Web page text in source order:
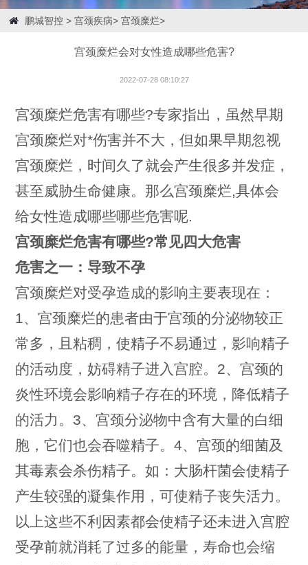
鹏城智控> 宫颈疾病> 宫颈糜烂>
宫颈糜烂会对女性造成哪些危害?
2022-07-28 08:10:27
宫颈糜烂危害有哪些?专家指出，虽然早期
宫颈糜烂对*伤害并不大，但如果早期忽视
宫颈糜烂，时间久了就会产生很多并发症，
甚至威胁生命健康。那么宫颈糜烂,具体会
给女性造成哪些哪些危害呢.
宫颈糜烂危害有哪些?常见四大危害
危害之一：导致不孕
宫颈糜烂对受孕造成的影响主要表现在：
1、宫颈糜烂的患者由于宫颈的分泌物较正
常多，且粘稠，使精子不易通过，影响精子
的活动度，妨碍精子进入宫腔。2、宫颈的
炎性环境会影响精子存在的环境，降低精子
的活力。3、宫颈分泌物中含有大量的白细
胞，它们也会吞噬精子。4、宫颈的细菌及
其毒素会杀伤精子。如：大肠杆菌会使精子
产生较强的凝集作用，可使精子丧失活力。
以上这些不利因素都会使精子还未进入宫腔
受孕前就消耗了过多的能量，寿命也会缩